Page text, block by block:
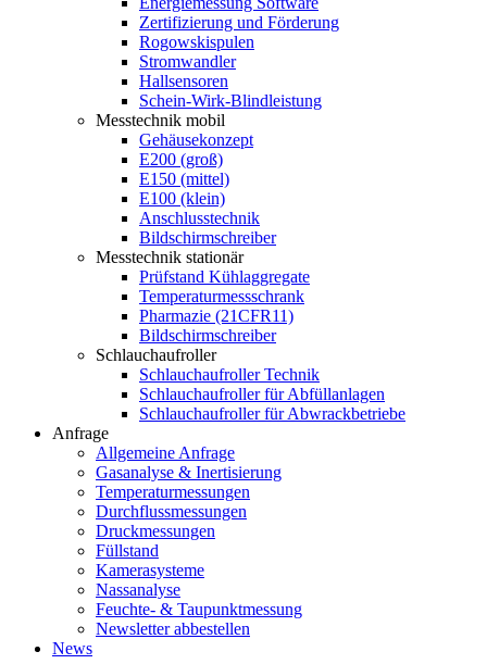
Zertifizierung und Förderung
Rogowskispulen
Stromwandler
Hallsensoren
Schein-Wirk-Blindleistung
Messtechnik mobil
Gehäusekonzept
E200 (groß)
E150 (mittel)
E100 (klein)
Anschlusstechnik
Bildschirmschreiber
Messtechnik stationär
Prüfstand Kühlaggregate
Temperaturmessschrank
Pharmazie (21CFR11)
Bildschirmschreiber
Schlauchaufroller
Schlauchaufroller Technik
Schlauchaufroller für Abfüllanlagen
Schlauchaufroller für Abwrackbetriebe
Anfrage
Allgemeine Anfrage
Gasanalyse & Inertisierung
Temperaturmessungen
Durchflussmessungen
Druckmessungen
Füllstand
Kamerasysteme
Nassanalyse
Feuchte- & Taupunktmessung
Newsletter abbestellen
News